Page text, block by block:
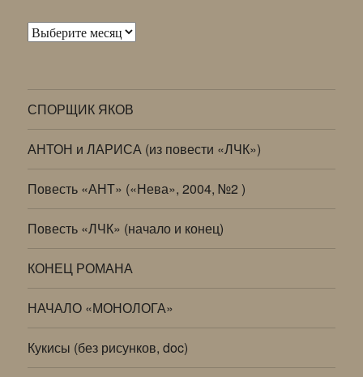
Архивы
СПОРЩИК ЯКОВ
АНТОН и ЛАРИСА (из повести «ЛЧК»)
Повесть «АНТ» («Нева», 2004, №2 )
Повесть «ЛЧК» (начало и конец)
КОНЕЦ РОМАНА
НАЧАЛО «МОНОЛОГА»
Кукисы (без рисунков, doc)